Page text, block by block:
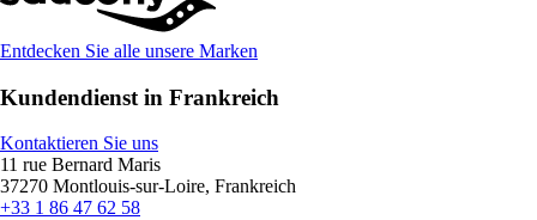
Entdecken Sie alle unsere Marken
Kundendienst in Frankreich
Kontaktieren Sie uns
11 rue Bernard Maris
37270 Montlouis-sur-Loire, Frankreich
+33 1 86 47 62 58